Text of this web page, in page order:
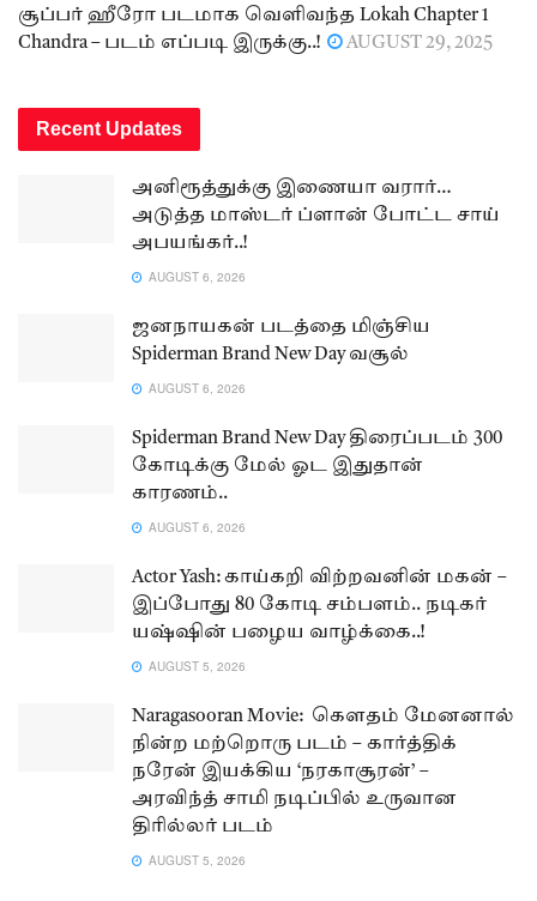
சூப்பர் ஹீரோ படமாக வெளிவந்த Lokah Chapter 1
Chandra – படம் எப்படி இருக்கு..!
AUGUST 29, 2025
Recent Updates
அனிரூத்துக்கு இணையா வரார்…
அடுத்த மாஸ்டர் ப்ளான் போட்ட சாய்
அபயங்கர்..!
AUGUST 6, 2026
ஜனநாயகன் படத்தை மிஞ்சிய
Spiderman Brand New Day வசூல்
AUGUST 6, 2026
Spiderman Brand New Day திரைப்படம் 300
கோடிக்கு மேல் ஓட இதுதான்
காரணம்..
AUGUST 6, 2026
Actor Yash: காய்கறி விற்றவனின் மகன் –
இப்போது 80 கோடி சம்பளம்.. நடிகர்
யஷ்ஷின் பழைய வாழ்க்கை..!
AUGUST 5, 2026
Naragasooran Movie: கௌதம் மேனனால்
நின்ற மற்றொரு படம் – கார்த்திக்
நரேன் இயக்கிய ‘நரகாசூரன்’ –
அரவிந்த் சாமி நடிப்பில் உருவான
திரில்லர் படம்
AUGUST 5, 2026